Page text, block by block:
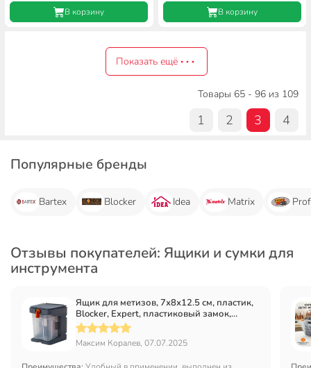
В корзину В корзину
Показать ещё
Товары 65 - 96 из 109
1 2 3 4
Популярные бренды
Bartex Blocker Idea Matrix
Отзывы покупателей: Ящики и сумки для
инструмента
Ящик для метизов, 7х8х12.5 см, пластик,
Blocker, Expert, пластиковый замок,
подвесной, серо-свинцовый, оранжевый,
BR394510026
Максим Коралев, 07.07.2025